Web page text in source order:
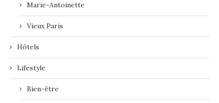
Marie-Antoinette
Vieux Paris
Hôtels
Lifestyle
Bien-être